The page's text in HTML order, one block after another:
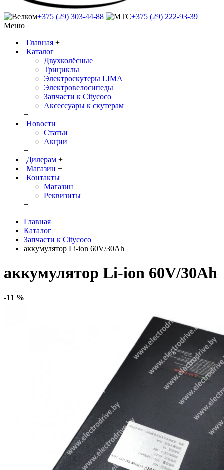
+375 (29) 303-44-88
+375 (29) 222-93-39
Меню
Главная +
Каталог
Двухколёсные
Трициклы
Электроскутеры LIMA
Электровелосипеды
Запчасти к Citycoco
Аксессуары к скутерам
+
Новости
Статьи
Акции
+
Дилерам +
Магазин +
Контакты
Магазин
Реквизиты
+
Главная
Каталог
Запчасти к Citycoco
аккумулятор Li-ion 60V/30Ah
аккумулятор Li-ion 60V/30Ah
-11 %